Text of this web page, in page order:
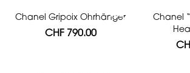
Chanel Gripoix Ohrhänger
CHF 790.00
Chanel